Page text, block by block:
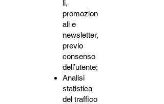
li,
promozion
ali e
newsletter,
previo
consenso
dell’utente;
Analisi
statistica
del traffico